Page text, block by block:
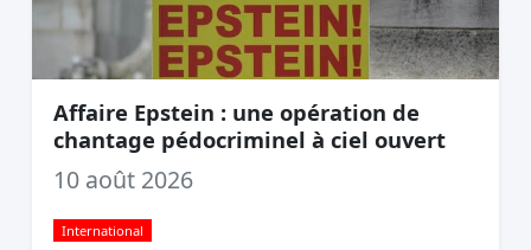
Affaire Epstein : une opération de
chantage pédocriminel à ciel ouvert
10 août 2026
International